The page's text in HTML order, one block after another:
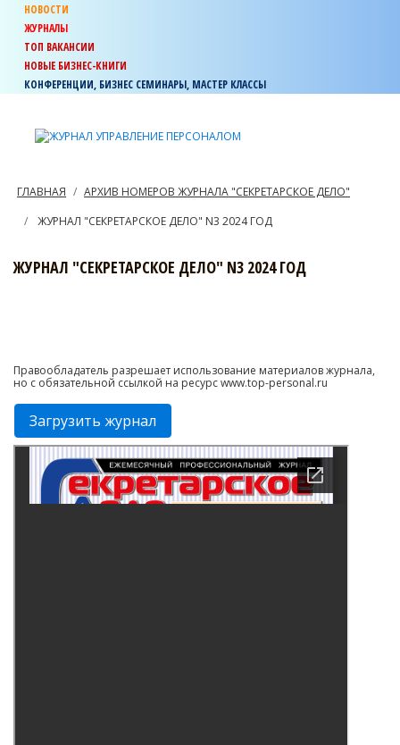
НОВОСТИ
ЖУРНАЛЫ
ТОП ВАКАНСИИ
НОВЫЕ БИЗНЕС-КНИГИ
КОНФЕРЕНЦИИ, БИЗНЕС СЕМИНАРЫ, МАСТЕР КЛАССЫ
ГЛАВНАЯ
АРХИВ НОМЕРОВ ЖУРНАЛА "СЕКРЕТАРСКОЕ ДЕЛО"
ЖУРНАЛ "СЕКРЕТАРСКОЕ ДЕЛО" N3 2024 ГОД
ЖУРНАЛ "СЕКРЕТАРСКОЕ ДЕЛО" N3 2024 ГОД
Правообладатель разрешает использование материалов журнала,
но с обязательной ссылкой на ресурс www.top-personal.ru
Загрузить журнал